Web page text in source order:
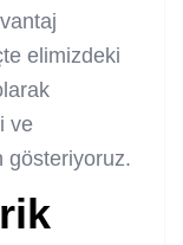
elimizdeki
ve
gösteriyoruz.